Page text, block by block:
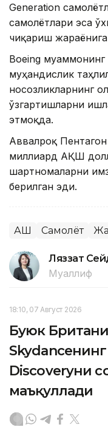
Generation
самолётлари эса
чиқариш жараёнига
Boeing муаммонинг
муҳандислик
носозликларнинг
ўзгартишларни
этмоқда.
Аввалроқ
миллиард АҚШ
шартномаларни
берилган эди.
АҚШ Самолёт
Ляззат
Муаллиф
18:10, 07 Август 2026
Буюк
Discoveryни
маъқуллади